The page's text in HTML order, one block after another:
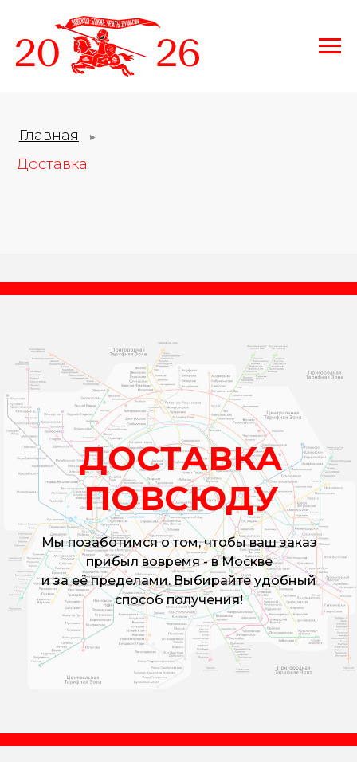
ДОСТАВКА
ПОВСЮДУ
Мы позаботимся о том, чтобы ваш заказ
прибыл вовремя - в Москве
и за её пределами. Выбирайте удобный
способ получения!